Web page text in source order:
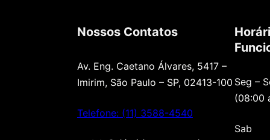
Nossos Contatos
Av. Eng. Caetano Álvares, 5417 –
Imirim, São Paulo – SP, 02413-100
Telefone: (11) 3588-4540
Seg –
(08:00
Sab